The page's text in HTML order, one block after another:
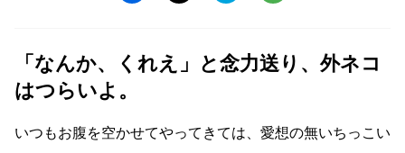
「なんか、くれえ」と念力送り、外ネコ
はつらいよ。
いつもお腹を空かせてやってきては、愛想の無いちっこい